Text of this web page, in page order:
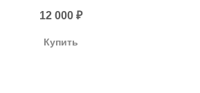
12 000 ₽
Купить